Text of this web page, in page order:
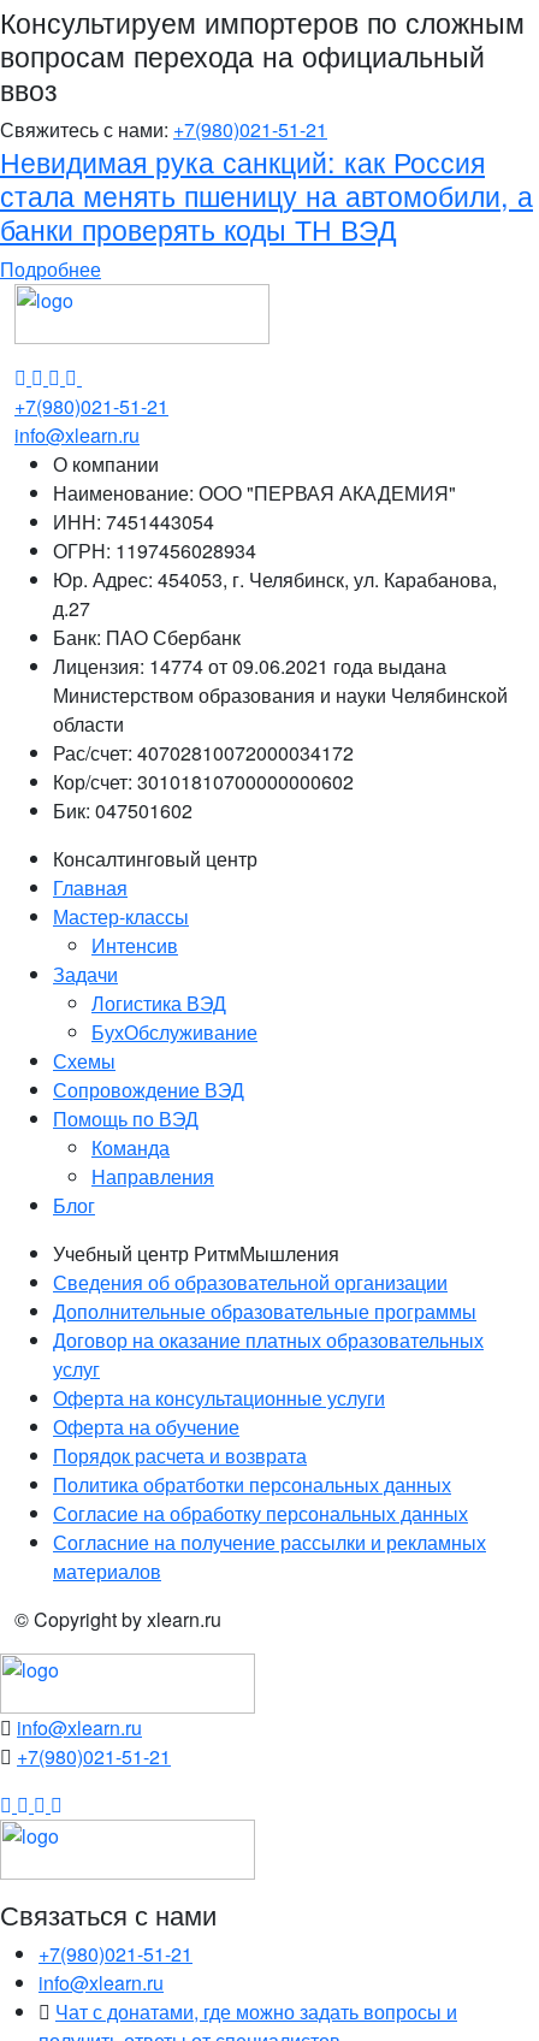
Консультируем импортеров по сложным
вопросам перехода на официальный
ввоз
Свяжитесь с нами: +7(980)021-51-21
Невидимая рука санкций: как Россия
стала менять пшеницу на автомобили, а
банки проверять коды ТН ВЭД
Подробнее
Instagram
Telegram
VK
+7(980)021-51-21
info@xlearn.ru
О компании
Наименование: ООО "ПЕРВАЯ АКАДЕМИЯ"
ИНН: 7451443054
ОГРН: 1197456028934
Юр. Адрес: 454053, г. Челябинск, ул. Карабанова,
д.27
Банк: ПАО Сбербанк
Лицензия: 14774 от 09.06.2021 года выдана
Министерством образования и науки Челябинской
области
Рас/счет: 40702810072000034172
Кор/счет: 30101810700000000602
Бик: 047501602
Консалтинговый центр
Главная
Мастер-классы
Интенсив
Задачи
Логистика ВЭД
БухОбслуживание
Схемы
Сопровождение ВЭД
Помощь по ВЭД
Команда
Направления
Блог
Учебный центр РитмМышления
Сведения об образовательной организации
Дополнительные образовательные программы
Договор на оказание платных образовательных
услуг
Оферта на консультационные услуги
Оферта на обучение
Порядок расчета и возврата
Политика обратботки персональных данных
Согласие на обработку персональных данных
Согласние на получение рассылки и рекламных
материалов
© Copyrightby xlearn.ru
info@xlearn.ru
+7(980)021-51-21
Instagram
Telegram
VK
Связаться с нами
+7(980)021-51-21
info@xlearn.ru
Чат с донатами, где можно задать вопросы и